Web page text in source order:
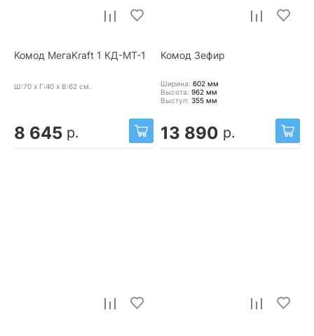
Комод МегаKraft 1 КД-МТ-1
Ш:70 x Г:40 x В:62 см.
8 645 р.
Комод Зефир
Ширина: 602 мм
Высота: 962 мм
Выступ: 355 мм
13 890 р.